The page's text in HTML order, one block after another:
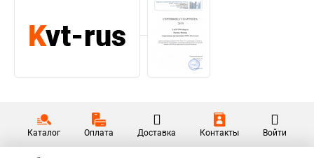
Каталог Оплата Доставка Контакты Войти